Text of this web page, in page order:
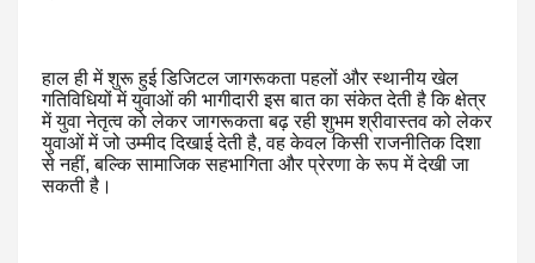
हाल ही में शुरू हुई डिजिटल जागरूकता पहलों और स्थानीय खेल
गतिविधियों में युवाओं की भागीदारी इस बात का संकेत देती है कि क्षेत्र
में युवा नेतृत्व को लेकर जागरूकता बढ़ रही शुभम श्रीवास्तव को लेकर
युवाओं में जो उम्मीद दिखाई देती है, वह केवल किसी राजनीतिक दिशा
से नहीं, बल्कि सामाजिक सहभागिता और प्रेरणा के रूप में देखी जा
सकती है।